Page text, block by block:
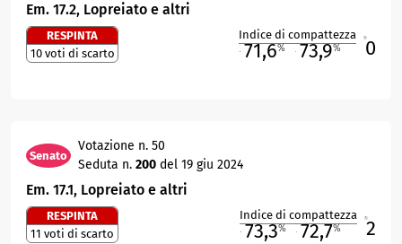
Em. 17.2, Lopreiato e altri
RESPINTA
10 voti di scarto
Indice di compattezza
71,6% 73,9% 0
Senato
Votazione n. 50
Seduta n. 200 del 19 giu 2024
Em. 17.1, Lopreiato e altri
RESPINTA
11 voti di scarto
Indice di compattezza
73,3% 72,7% 2